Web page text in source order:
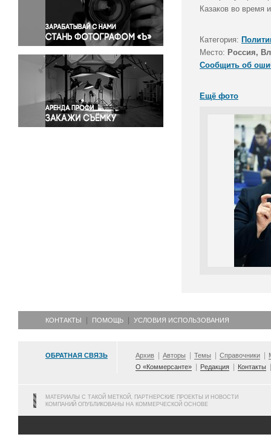
Правосудие
Происшествия и конфликты
Религия
Светская жизнь
Спорт
Экология
Экономика и бизнес
Казаков во время
Категория:
Место: Россия,
Сообщить об
Ещё фото
КОНТАКТЫ ПОМОЩЬ УСЛОВИЯ ИСПОЛЬЗОВАНИЯ
ОБРАТНАЯ СВЯЗЬ Архив Авторы Темы Справочники
О «Коммерсанте»
Редакция Контакты
МАТЕРИАЛЫ С ТАКОЙ МЕТКОЙ, ПАРТНЕРСКИЕ ПРОЕКТЫ И НОВОСТИ
КОМПАНИЙ ОПУБЛИКОВАНЫ НА КОММЕРЧЕСКОЙ ОСНОВЕ